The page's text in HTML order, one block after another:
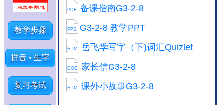
教学步骤
拼音 • 生字
复习考试
PDF 备课指南G3-2-8
PPS G3-2-8 教学PPT
HTM 岳飞学写字（下)词汇Quizlet
DOC 家长信G3-2-8
HTM 课外小故事G3-2-8